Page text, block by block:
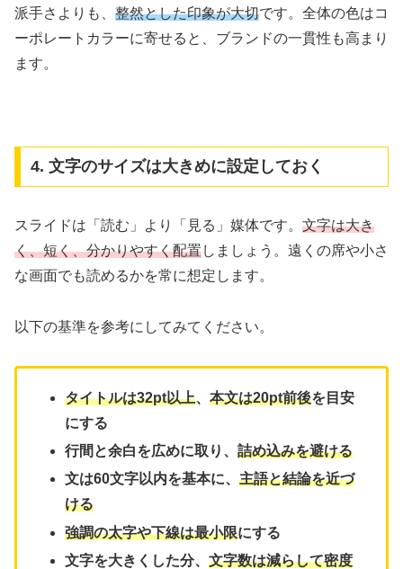
派手さよりも、 整然とした印象が大切です。全体の色はコ
ーポレートカラーに寄せると、ブランドの一貫性も高まり
ます。
4. 文字のサイズは大きめに設定しておく
スライドは「読む」より「見る」媒体です。 文字は大き
く、短く、分かりやすく配置しましょう。遠くの席や小さ
な画面でも読めるかを常に想定します。
以下の基準を参考にしてみてください。
タイトルは32pt以上、本文は20pt前後を目安
にする
行間と余白を広めに取り、詰め込みを避ける
文は60文字以内を基本に、主語と結論を近づ
ける
強調の太字や下線は最小限にする
文字を大きくした分、文字数は減らして密度